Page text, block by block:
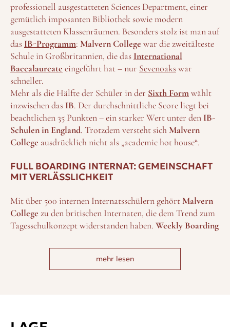
professionell ausgestatteten Sciences Department, einer
gemütlich imposanten Bibliothek sowie modern
ausgestatteten Klassenräumen. Besonders stolz ist man auf
das IB-Programm: Malvern College war die zweitälteste
Schule in Großbritannien, die das International
Baccalaureate eingeführt hat – nur Sevenoakswar
schneller.
Mehr als die Hälfte der Schüler in der Sixth Formwählt
inzwischen das IB. Der durchschnittliche Score liegt bei
beachtlichen 35 Punkten – ein starker Wert unter den IB-
Schulen in England. Trotzdem versteht sichMalvern
College ausdrücklich nicht als „academic hot house“.
FULL BOARDING INTERNAT: GEMEINSCHAFT
MIT VERLÄSSLICHKEIT
Mit über 500 internen Internatsschülern gehörtMalvern
College zu den britischen Internaten, die dem Trend zum
Tagesschulkonzept widerstanden haben. Weekly Boarding
Boarding Internat in England. An den Wochenenden gibt
es reguläre Unterrichtseinheiten am Samstagmorgen,
üblich, findet nicht statt.
mehr lesen